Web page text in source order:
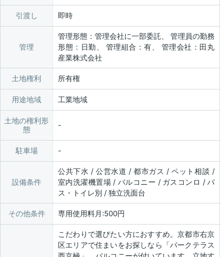
引渡し 即時
管理
管理形態：管理会社に一部委託、 管理員の勤務
形態：日勤、 管理組合：有、 管理会社：田丸
産業株式会社
土地権利 所有権
用途地域 工業地域
土地の権利形
態
駐車場
設備条件
公共下水 / 公営水道 / 都市ガス / ペット相談 /
室内洗濯機置場 / バルコニー / ガスコンロ / バ
ス・トイレ別 / 独立洗面台
その他条件 専用使用料月:500円
こだわりで選びたい方におすすめ。京都市右京
区エリアで住まいをお探しなら「パークテラス